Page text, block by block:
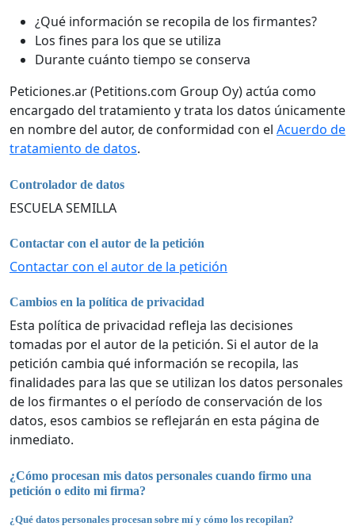
¿Qué información se recopila de los firmantes?
Los fines para los que se utiliza
Durante cuánto tiempo se conserva
Peticiones.ar (Petitions.com Group Oy) actúa como
encargado del tratamiento y trata los datos únicamente
en nombre del autor, de conformidad con el Acuerdo de
tratamiento de datos.
Controlador de datos
ESCUELA SEMILLA
Contactar con el autor de la petición
Contactar con el autor de la petición
Cambios en la política de privacidad
Esta política de privacidad refleja las decisiones
tomadas por el autor de la petición. Si el autor de la
petición cambia qué información se recopila, las
finalidades para las que se utilizan los datos personales
de los firmantes o el período de conservación de los
datos, esos cambios se reflejarán en esta página de
inmediato.
¿Cómo procesan mis datos personales cuando firmo una
petición o edito mi firma?
¿Qué datos personales procesan sobre mí y cómo los recopilan?